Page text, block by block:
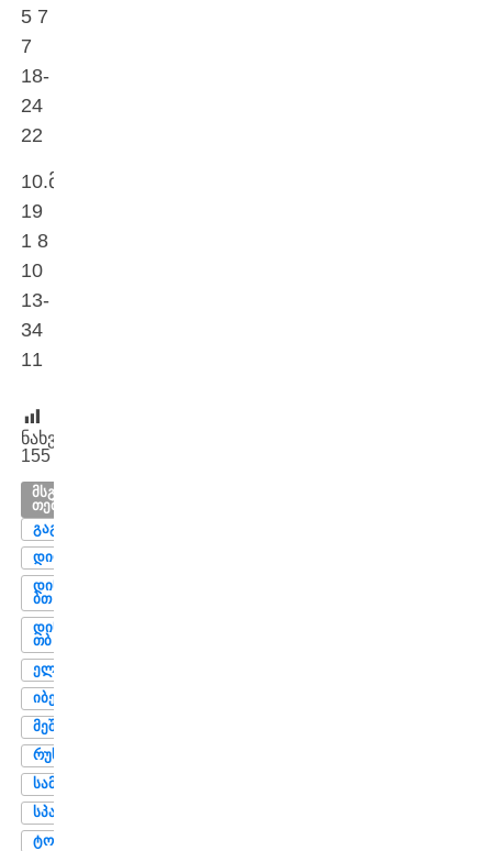
5 7
7
18-
24
22
10.მეშახტე
19
1 8
10
13-
34
11
ნახვები:
155
ᲛᲡᲒᲐᲕᲡᲘ
ᲗᲔᲛᲔᲑᲘ
ᲒᲐᲒᲠᲐ
ᲓᲘᲚᲐ
ᲓᲘᲜᲐᲛᲝ
ᲑᲗ
ᲓᲘᲜᲐᲛᲝ
ᲗᲑ
ᲔᲚᲘᲒᲐ
ᲘᲑᲔᲠᲘᲐ
ᲛᲔᲨᲐᲮᲢᲔ
ᲠᲣᲡᲗᲐᲕᲘ
ᲡᲐᲛᲒᲣᲠᲐᲚᲘ
ᲡᲞᲐᲔᲠᲘ
ᲢᲝᲠᲞᲔᲓᲝ